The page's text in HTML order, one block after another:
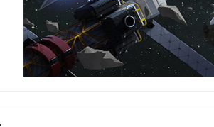
容敬请期待
能与行为分系